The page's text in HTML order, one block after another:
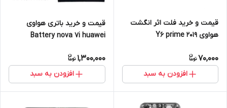
قیمت و خرید فلت اثر انگشت
هواوی Y6 prime 2019
70,000
افزودن به سبد
قیمت و خرید باتری هواوی
Battery nova 7i huawei
1,300,000
افزودن به سبد